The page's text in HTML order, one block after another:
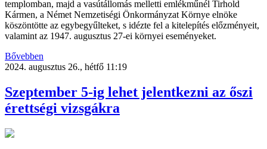
templomban, majd a vasútállomás melletti emlékműnél Tirhold
Kármen, a Német Nemzetiségi Önkormányzat Környe elnöke
köszöntötte az egybegyűlteket, s idézte fel a kitelepítés előzményeit,
valamint az 1947. augusztus 27-ei környei eseményeket.
Bővebben
2024. augusztus 26., hétfő 11:19
Szeptember 5-ig lehet jelentkezni az őszi
érettségi vizsgákra